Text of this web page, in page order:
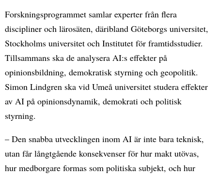
Forskningsprogrammet samlar experter från flera
discipliner och lärosäten, däribland Göteborgs universitet,
Stockholms universitet och Institutet för framtidsstudier.
Tillsammans ska de analysera AI:s effekter på
opinionsbildning, demokratisk styrning och geopolitik.
Simon Lindgren ska vid Umeå universitet studera effekter
av AI på opinionsdynamik, demokrati och politisk
styrning.
– Den snabba utvecklingen inom AI är inte bara teknisk,
utan får långtgående konsekvenser för hur makt utövas,
hur medborgare formas som politiska subjekt, och hur